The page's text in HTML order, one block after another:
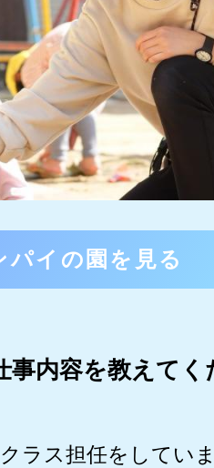
パイの園を見る
事内容を教えてく
ラス担任をしてい